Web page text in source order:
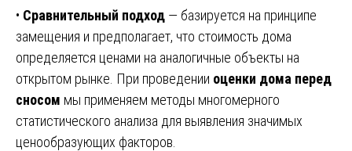
• Сравнительный подход — базируется на принципе
замещения и предполагает, что стоимость дома
определяется ценами на аналогичные объекты на
открытом рынке. При проведении оценки дома перед
сносом мы применяем методы многомерного
статистического анализа для выявления значимых
ценообразующих факторов.